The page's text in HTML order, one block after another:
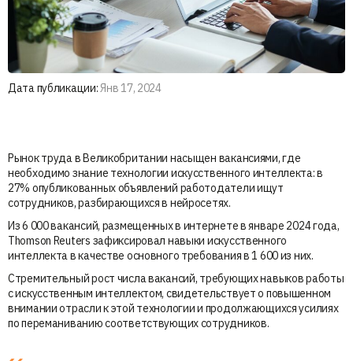
Дата публикации:Янв 17, 2024
Рынок труда в Великобритании насыщен вакансиями, где
необходимо знание технологии искусственного интеллекта: в
27% опубликованных объявлений работодатели ищут
сотрудников, разбирающихся в нейросетях.
Из 6 000 вакансий, размещенных в интернете в январе 2024 года,
Thomson Reuters зафиксировал навыки искусственного
интеллекта в качестве основного требования в 1 600 из них.
Стремительный рост числа вакансий, требующих навыков работы
с искусственным интеллектом, свидетельствует о повышенном
внимании отрасли к этой технологии и продолжающихся усилиях
по переманиванию соответствующих сотрудников.